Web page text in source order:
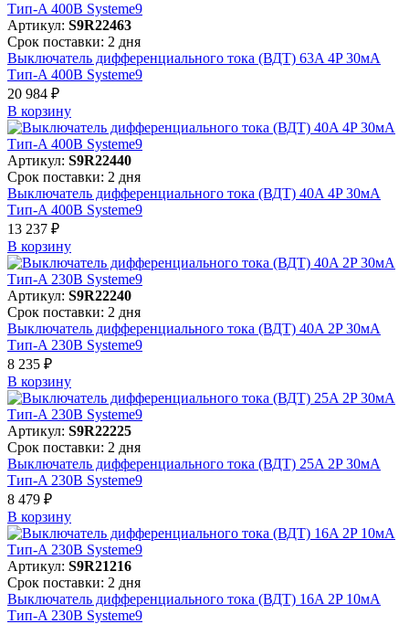
Артикул: S9R22463
Срок поставки: 2 дня
Выключатель дифференциального тока (ВДТ) 63A 4P 30мА
Тип-A 400В Systeme9
20 984 ₽
В корзинy
Артикул: S9R22440
Срок поставки: 2 дня
Выключатель дифференциального тока (ВДТ) 40A 4P 30мА
Тип-A 400В Systeme9
13 237 ₽
В корзинy
Артикул: S9R22240
Срок поставки: 2 дня
Выключатель дифференциального тока (ВДТ) 40A 2P 30мА
Тип-A 230В Systeme9
8 235 ₽
В корзинy
Артикул: S9R22225
Срок поставки: 2 дня
Выключатель дифференциального тока (ВДТ) 25A 2P 30мА
Тип-A 230В Systeme9
8 479 ₽
В корзинy
Артикул: S9R21216
Срок поставки: 2 дня
Выключатель дифференциального тока (ВДТ) 16A 2P 10мА
Тип-A 230В Systeme9